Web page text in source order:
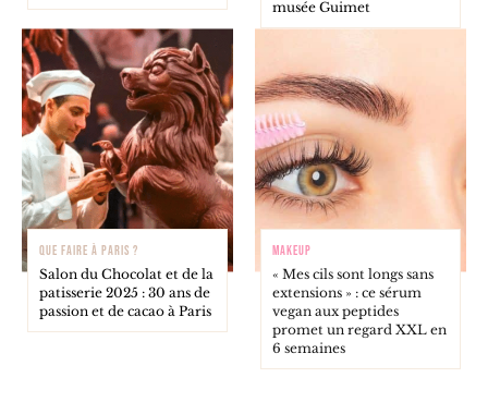
musée Guimet
QUE FAIRE À PARIS ?
Salon du Chocolat et de la
patisserie 2025 : 30 ans de
passion et de cacao à Paris
MAKEUP
« Mes cils sont longs sans
extensions » : ce sérum
vegan aux peptides
promet un regard XXL en
6 semaines